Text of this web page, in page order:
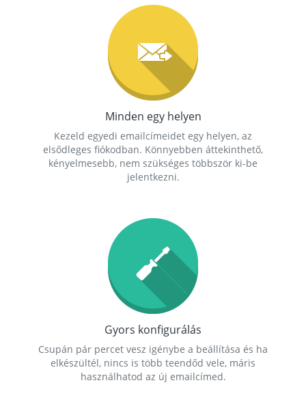
Minden egy helyen
Kezeld egyedi emailcímeidet egy helyen, az
elsődleges fiókodban. Könnyebben áttekinthető,
kényelmesebb, nem szükséges többször ki-be
jelentkezni.
Gyors konfigurálás
Csupán pár percet vesz igénybe a beállítása és ha
elkészültél, nincs is több teendőd vele, máris
használhatod az új emailcímed.